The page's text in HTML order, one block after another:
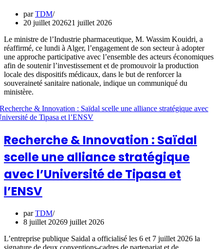
parTDM
20 juillet 202621 juillet 2026
Le ministre de l’Industrie pharmaceutique, M. Wassim Kouidri, a
réaffirmé, ce lundi à Alger, l’engagement de son secteur à adopter
une approche participative avec l’ensemble des acteurs économiques
afin de soutenir l’investissement et de promouvoir la production
locale des dispositifs médicaux, dans le but de renforcer la
souveraineté sanitaire nationale, indique un communiqué du
ministère.
Recherche & Innovation : Saïdal
scelle une alliance stratégique
avec l’Université de Tipasa et
l’ENSV
parTDM
8 juillet 20269 juillet 2026
L’entreprise publique Saidal a officialisé les 6 et 7 juillet 2026 la